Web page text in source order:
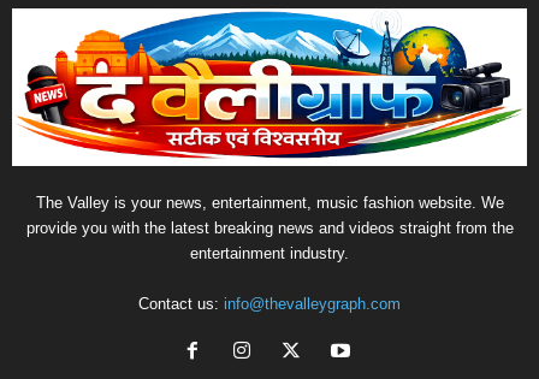
The Valley is your news, entertainment, music fashion website. We
provide you with the latest breaking news and videos straight from the
entertainment industry.
Contact us: info@thevalleygraph.com